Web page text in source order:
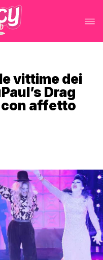
vittime dei
Drag
con affetto